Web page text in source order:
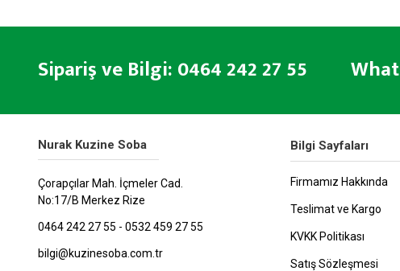
Sipariş ve Bilgi: 0464 242 27 55
Nurak Kuzine Soba
Çorapçılar Mah. İçmeler Cad.
No:17/B Merkez Rize
0464 242 27 55 - 0532 459 27 55
bilgi@kuzinesoba.com.tr
Bilgi Sayfaları
Firmamız Hakkında
Teslimat ve Kargo
KVKK Politikası
Satış Sözleşmesi